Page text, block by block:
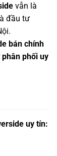
vẫn là
đầu tư
bán chính
phối uy
uy tín: